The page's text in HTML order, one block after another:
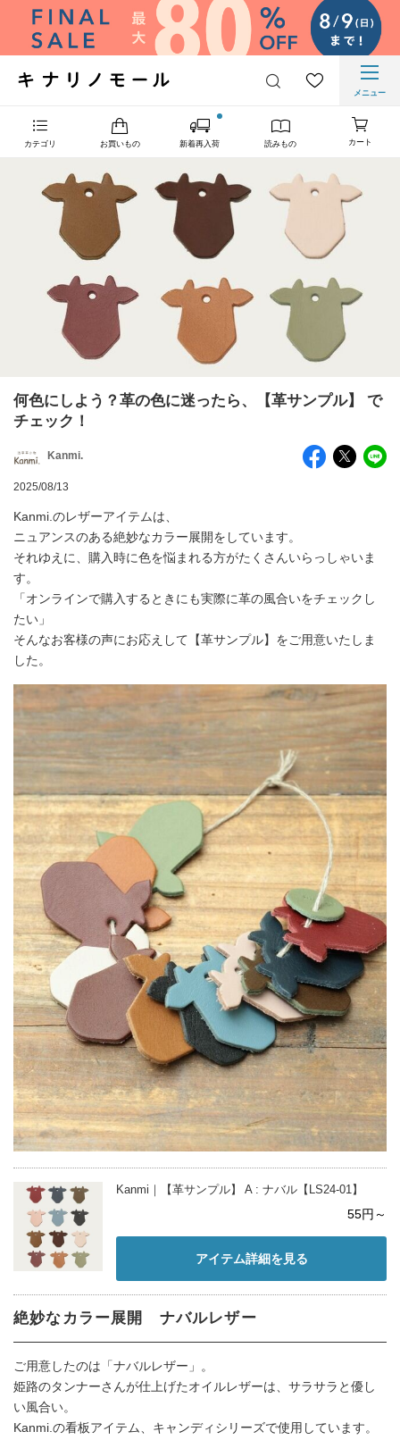
メニュー
カテゴリ お買いもの 新着再入荷 読みもの カート
何色にしよう？革の色に迷ったら、【革サンプル】 で
チェック！
Kanmi.
2025/08/13
Kanmi.のレザーアイテムは、
ニュアンスのある絶妙なカラー展開をしています。
それゆえに、購入時に色を悩まれる方がたくさんいらっしゃいま
す。
「オンラインで購入するときにも実際に革の風合いをチェックし
たい」
そんなお客様の声にお応えして【革サンプル】をご用意いたしま
した。
Kanmi｜【革サンプル】 A : ナバル【LS24-01】
55円～
アイテム詳細を見る
絶妙なカラー展開 ナバルレザー
ご用意したのは「ナバルレザー」。
姫路のタンナーさんが仕上げたオイルレザーは、サラサラと優し
い風合い。
Kanmi.の看板アイテム、キャンディシリーズで使用しています。